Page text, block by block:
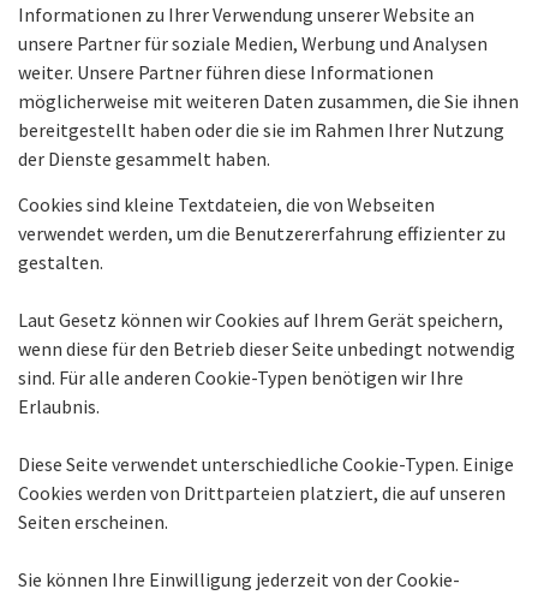
Informationen zu Ihrer Verwendung unserer Website an
unsere Partner für soziale Medien, Werbung und Analysen
weiter. Unsere Partner führen diese Informationen
möglicherweise mit weiteren Daten zusammen, die Sie ihnen
bereitgestellt haben oder die sie im Rahmen Ihrer Nutzung
der Dienste gesammelt haben.
Cookies sind kleine Textdateien, die von Webseiten
verwendet werden, um die Benutzererfahrung effizienter zu
gestalten.
Laut Gesetz können wir Cookies auf Ihrem Gerät speichern,
wenn diese für den Betrieb dieser Seite unbedingt notwendig
sind. Für alle anderen Cookie-Typen benötigen wir Ihre
Erlaubnis.
Diese Seite verwendet unterschiedliche Cookie-Typen. Einige
Cookies werden von Drittparteien platziert, die auf unseren
Seiten erscheinen.
Sie können Ihre Einwilligung jederzeit von der Cookie-